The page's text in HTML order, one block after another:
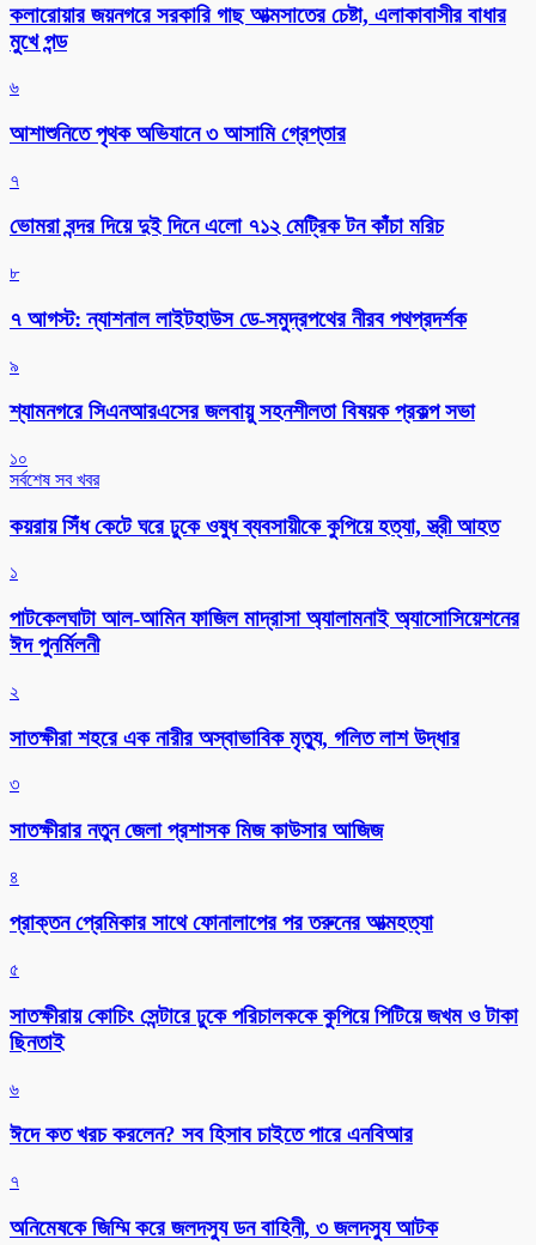
কলারোয়ার জয়নগরে সরকারি গাছ আত্মসাতের চেষ্টা, এলাকাবাসীর বাধার
মুখে পন্ড
৬
আশাশুনিতে পৃথক অভিযানে ৩ আসামি গ্রেপ্তার
৭
ভোমরা বন্দর দিয়ে দুই দিনে এলো ৭১২ মেট্রিক টন কাঁচা মরিচ
৮
৭ আগস্ট: ন্যাশনাল লাইটহাউস ডে-সমুদ্রপথের নীরব পথপ্রদর্শক
৯
শ্যামনগরে সিএনআরএসের জলবায়ু সহনশীলতা বিষয়ক প্রকল্প সভা
১০
সর্বশেষ সব খবর
কয়রায় সিঁধ কেটে ঘরে ঢুকে ওষুধ ব্যবসায়ীকে কুপিয়ে হত্যা, স্ত্রী আহত
১
পাটকেলঘাটা আল-আমিন ফাজিল মাদ্রাসা অ্যালামনাই অ্যাসোসিয়েশনের
ঈদ পুনর্মিলনী
২
সাতক্ষীরা শহরে এক নারীর অস্বাভাবিক মৃত্যু, গলিত লাশ উদ্ধার
৩
সাতক্ষীরার নতুন জেলা প্রশাসক মিজ কাউসার আজিজ
৪
প্রাক্তন প্রেমিকার সাথে ফোনালাপের পর তরুনের আত্মহত্যা
৫
সাতক্ষীরায় কোচিং সেন্টারে ঢুকে পরিচালককে কুপিয়ে পিটিয়ে জখম ও টাকা
ছিনতাই
৬
ঈদে কত খরচ করলেন? সব হিসাব চাইতে পারে এনবিআর
৭
অনিমেষকে জিম্মি করে জলদস্যু ডন বাহিনী, ৩ জলদস্যু আটক